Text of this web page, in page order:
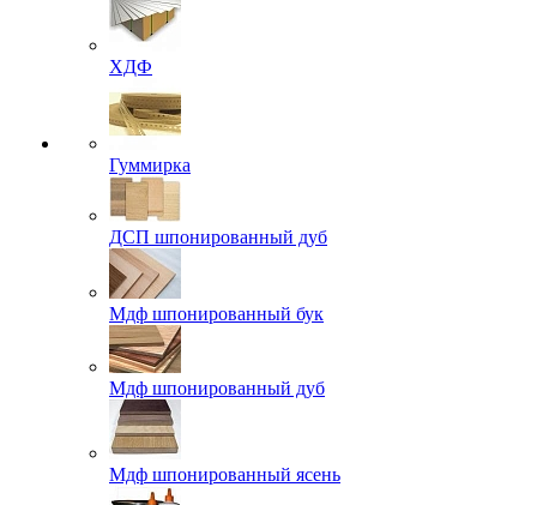
ХДФ
Гуммирка
ДСП шпонированный дуб
Мдф шпонированный бук
Мдф шпонированный дуб
Мдф шпонированный ясень